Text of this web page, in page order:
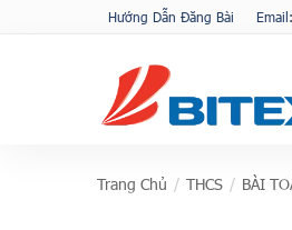
Hướng Dẫn Đăng Bài
Trang Chủ / THCS / BÀI